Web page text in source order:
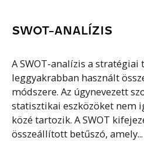
SWOT-ANALÍZIS
A SWOT-analízis a stratégiai
leggyakrabban használt
módszere. Az úgynevezett
statisztikai eszközöket nem
közé tartozik. A SWOT
összeállított betűszó, amely...